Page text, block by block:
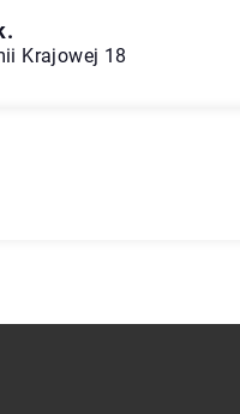
Krajowej 18